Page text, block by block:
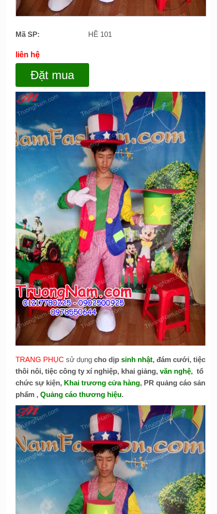
Mã SP: HỀ 101
liên hệ
Đặt mua
TRANG PHỤC sử dụng cho dịp sinh nhật, đám cưới, tiệc
thôi nôi, tiệc công ty xí nghiệp, khai giảng, văn nghệ, tổ
chức sự kiện, Khai trương cửa hàng, PR quảng cáo sản
phẩm , Quảng cáo thương hiệu.